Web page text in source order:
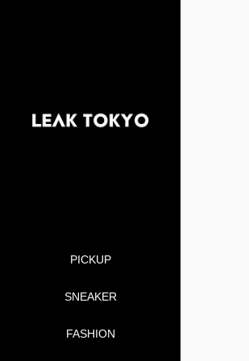
PICKUP
SNEAKER
FASHION